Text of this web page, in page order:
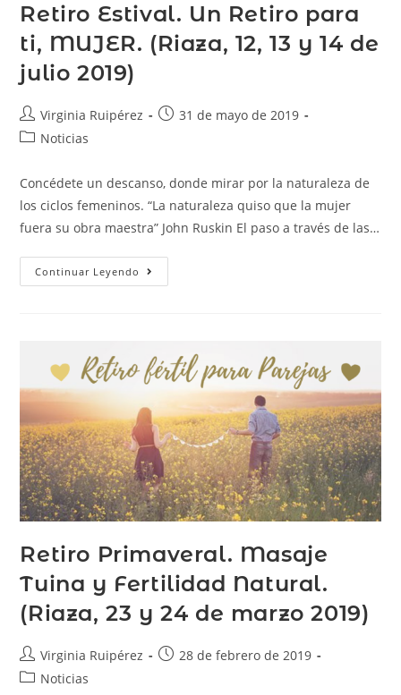
Retiro Estival. Un Retiro para
ti, MUJER. (Riaza, 12, 13 y 14 de
julio 2019)
Virginia Ruipérez
31 de mayo de 2019
Noticias
Concédete un descanso, donde mirar por la naturaleza de
los ciclos femeninos. “La naturaleza quiso que la mujer
fuera su obra maestra” John Ruskin El paso a través de las…
Continuar Leyendo
Retiro Primaveral. Masaje
Tuina y Fertilidad Natural.
(Riaza, 23 y 24 de marzo 2019)
Virginia Ruipérez
28 de febrero de 2019
Noticias